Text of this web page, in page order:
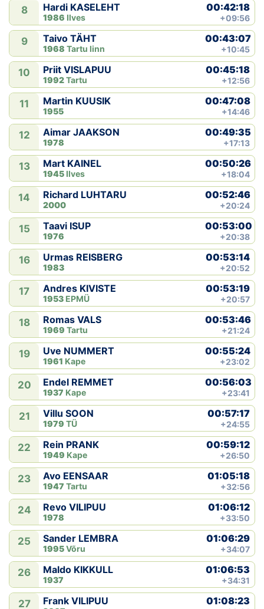
8 Hardi KASELEHT
1986 Ilves
00:42:18
+09:56
9 Taivo TÄHT
1968 Tartu linn
00:43:07
+10:45
10 Priit VISLAPUU
1992Tartu
00:45:18
+12:56
11 Martin KUUSIK
1955
00:47:08
+14:46
12 Aimar JAAKSON
1978
00:49:35
+17:13
13 Mart KAINEL
1945 Ilves
00:50:26
+18:04
14 Richard LUHTARU
2000
00:52:46
+20:24
15 Taavi ISUP
1976
00:53:00
+20:38
16 Urmas REISBERG
1983
00:53:14
+20:52
17 Andres KIVISTE
1953 EPMÜ
00:53:19
+20:57
18 Romas VALS
1969 Tartu
00:53:46
+21:24
19 Uve NUMMERT
1961 Kape
00:55:24
+23:02
20 Endel REMMET
1937 Kape
00:56:03
+23:41
21 Villu SOON
1979 TÜ
00:57:17
+24:55
22 Rein PRANK
1949 Kape
00:59:12
+26:50
23 Avo EENSAAR
1947 Tartu
01:05:18
+32:56
24 Revo VILIPUU
1978
01:06:12
+33:50
25 Sander LEMBRA
1995Võru
01:06:29
+34:07
26 Maldo KIKKULL
1937
01:06:53
+34:31
27 Frank VILIPUU 01:08:23